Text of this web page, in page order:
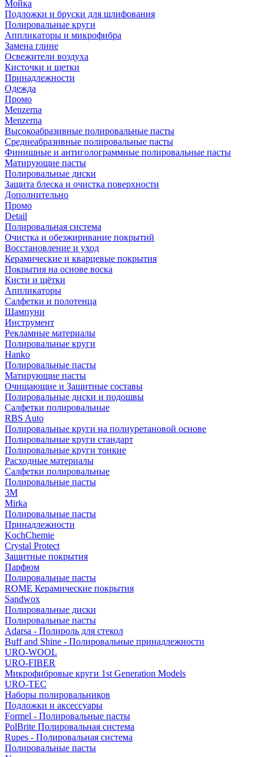
Мойка
Подложки и бруски для шлифования
Полировальные круги
Аппликаторы и микрофибра
Замена глине
Освежители воздуха
Кисточки и щетки
Принадлежности
Одежда
Промо
Menzerna
Menzerna
Высокоабразивные полировальные пасты
Среднеабразивные полировальные пасты
Финишные и антиголограммные полировальные пасты
Матирующие пасты
Полировальные диски
Защита блеска и очистка поверхности
Дополнительно
Промо
Detail
Полировальная система
Очистка и обезжиривание покрытий
Восстановление и уход
Керамические и кварцевые покрытия
Покрытия на основе воска
Кисти и щётки
Аппликаторы
Салфетки и полотенца
Шампуни
Инструмент
Рекламные материалы
Полировальные круги
Hanko
Полировальные пасты
Матирующие пасты
Очищающие и Защитные составы
Полировальные диски и подошвы
Салфетки полировальные
RBS Auto
Полировальные круги на полиуретановой основе
Полировальные круги стандарт
Полировальные круги тонкие
Расходные материалы
Салфетки полировальные
Полировальные пасты
3М
Mirka
Полировальные пасты
Принадлежности
KochChemie
Crystal Protect
Защитные покрытия
Парфюм
Полировальные пасты
ROME Керамические покрытия
Sandwox
Полировальные диски
Полировальные пасты
Adarsa - Полироль для стекол
Buff and Shine - Полировальные принадлежности
URO-WOOL
URO-FIBER
Микрофибровые круги 1st Generation Models
URO-TEC
Наборы полировальников
Подложки и аксессуары
Formel - Полировальные пасты
PolBrite Полировальная система
Rupes - Полировальная система
Полировальные пасты